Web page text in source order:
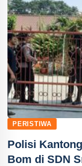
PERISTIWA
Polisi
Bom di SDN